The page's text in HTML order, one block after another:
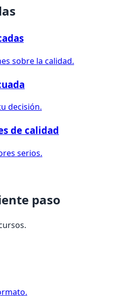
sobre la calidad.
decisión.
de calidad
serios.
paso